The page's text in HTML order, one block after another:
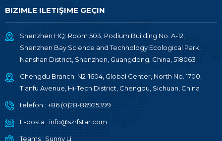
BIZIMLE ILETIŞIME GEÇIN
Shenzhen HQ: Room 503, Podium Building No. A-12,
Shenzhen Bay Science and Technology Ecological Park,
Nanshan District, Shenzhen, Guangdong, China, 518063
Chengdu Branch: N2-1604, Global Center, North No. 1700,
Tianfu Avenue, Hi-Tech District, Chengdu, Sichuan, China
telefon : +86 (0)28-86925399
E-posta : info@szrfstar.com
Teams : Sunny Li